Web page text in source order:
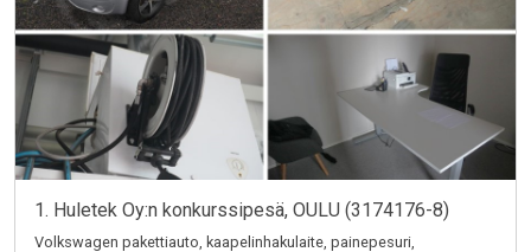
1. Huletek Oy:n konkurssipesä, OULU (3174176-8)
Volkswagen pakettiauto, kaapelinhakulaite, painepesuri,